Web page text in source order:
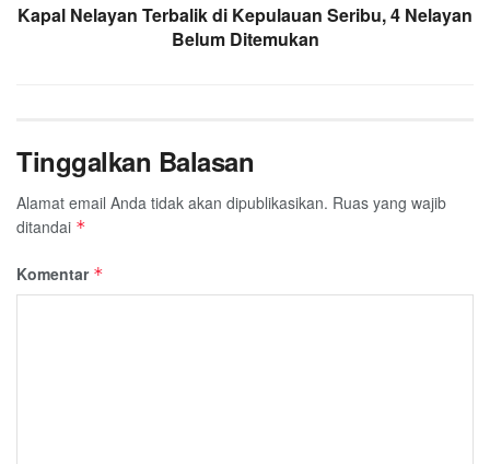
Kapal Nelayan Terbalik di Kepulauan Seribu, 4 Nelayan
Belum Ditemukan
Tinggalkan Balasan
Alamat email Anda tidak akan dipublikasikan. Ruas yang wajib
ditandai *
Komentar *